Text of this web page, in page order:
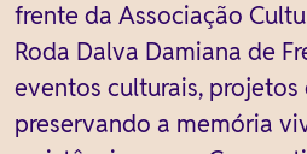
frente da Associação
Roda Dalva Damiana de
eventos culturais, projetos
preservando a memória